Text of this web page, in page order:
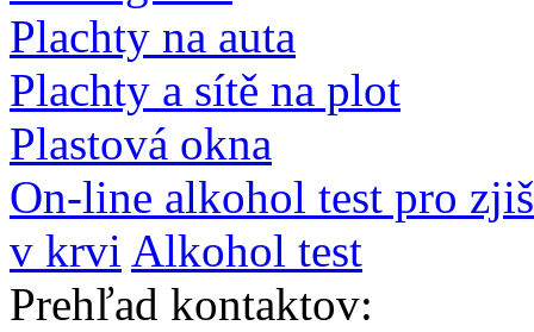
Plachty na auta
Plachty a sítě na plot
Plastová okna
On-line alkohol test pro
v krvi Alkohol test
Prehľad kontaktov: